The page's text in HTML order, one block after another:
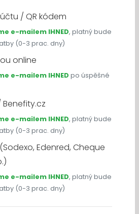
/ QR kódem
e-mailem IHNED, platný bude
(0-3 prac. dny)
online
e-mailem IHNED po úspěšné
Benefity.cz
e-mailem IHNED, platný bude
(0-3 prac. dny)
Edenred, Cheque
e-mailem IHNED, platný bude
(0-3 prac. dny)